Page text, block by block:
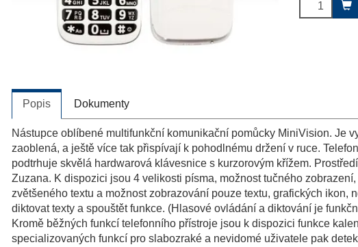
Popis Dokumenty
Nástupce oblíbené multifunkční komunikační pomůcky MiniVision. Je
zaoblená, a ještě více tak přispívají k pohodlnému držení v ruce.
podtrhuje skvělá hardwarová klávesnice s kurzorovým křížem.
Zuzana. K dispozici jsou 4 velikosti písma, možnost tučného
zvětšeného textu a možnost zobrazování pouze textu, grafických
diktovat texty a spouštět funkce. (Hlasové ovládání a diktování je
Kromě běžných funkcí telefonního přístroje jsou k dispozici funkce
specializovaných funkcí pro slabozraké a nevidomé uživatele pak